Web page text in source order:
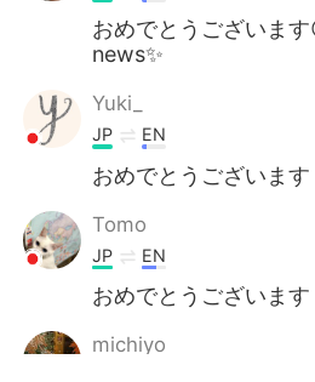
おめでとうございま
news✨
Yuki_
JP EN
おめでとうございま
Tomo
JP EN
おめでとうございます
michiyo